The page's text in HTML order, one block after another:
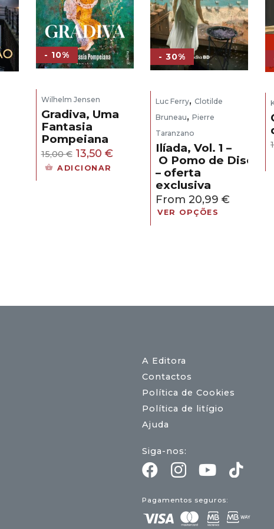
- 10%
Wilhelm Jensen
Gradiva, Uma
Fantasia
Pompeiana
15,00€ O
preço
13,50 €O
ADICIONAR
- 30%
Luc Ferry,Clotilde
Bruneau,Pierre
Taranzano
Ilíada, Vol. 1 –
O Pomo de
– oferta
exclusiva
From20,99€
VER OPÇÕES
A Editora
Contactos
Política de Cookies
Política de litígio
Ajuda
Siga-nos:
Pagamentos seguros: